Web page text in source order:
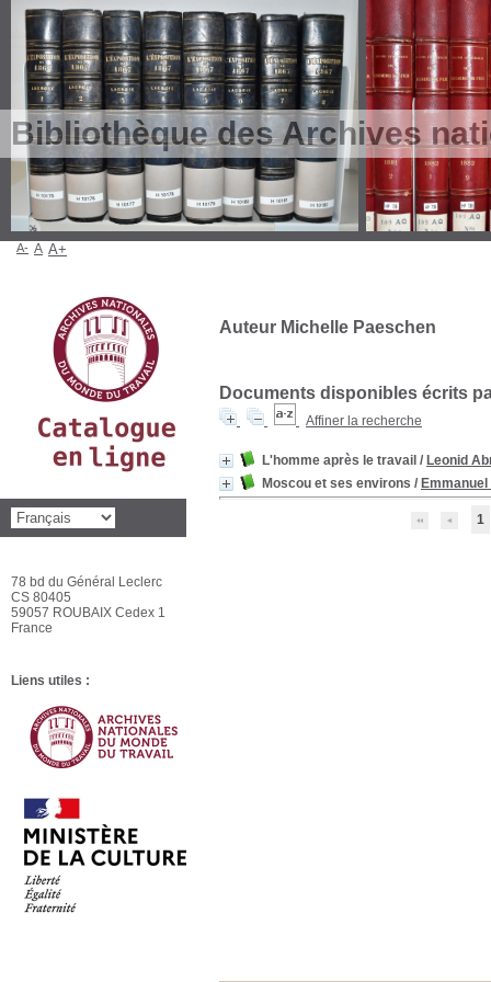
Bibliothèque des Archives
Auteur Michelle Paeschen
Documents disponibles écrits
Affiner la recherche
L'homme après le travail / Leonid
Moscou et ses environs /
1
A- A A+
78 bd du Général Leclerc
CS 80405
59057 ROUBAIX Cedex 1
France
Liens utiles :